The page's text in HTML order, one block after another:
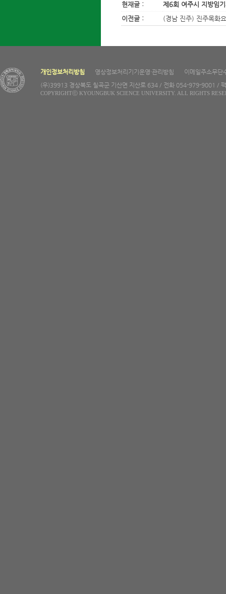
현재글 :
제6회 여주시 지방임
이전글 :
(경남 진주) 진주목화
개인정보처리방침 영상정보처리기기운영·관리방침
이메일주소무단
(우)39913 경상북도 칠곡군 기산면 지산로 634 / 전화 054-979-9001 /
COPYRIGHTⓒ KYOUNGBUK SCIENCE UNIVERSITY. ALL RIGHTS